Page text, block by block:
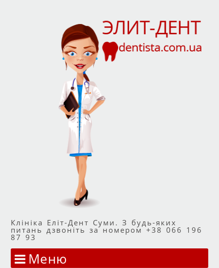
Клініка Еліт-Дент Суми. З будь-яких
питань дзвоніть за номером +38 066 196
87 93
Меню